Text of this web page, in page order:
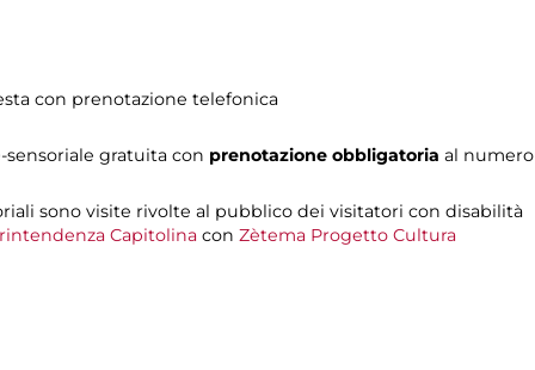
con prenotazione telefonica
gratuita con prenotazione obbligatoria al numero
sono visite rivolte al pubblico dei visitatori con disabilità
Capitolina con Zètema Progetto Cultura